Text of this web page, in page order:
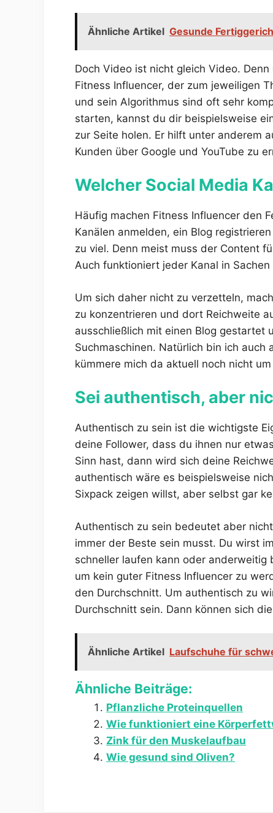
Ähnliche Artikel Gesunde
Doch Video ist nicht gleich Video.
Fitness Influencer, der zum jeweiligen
und sein Algorithmus sind oft sehr
starten, kannst du dir beispielsweise
zur Seite holen. Er hilft unter anderem
Kunden über Google und YouTube zu
Welcher Social Media
Häufig machen Fitness Influencer den
Kanälen anmelden, ein Blog
zu viel. Denn meist muss der Content
Auch funktioniert jeder Kanal in
Um sich daher nicht zu verzetteln,
zu konzentrieren und dort Reichweite
ausschließlich mit einen Blog gestartet
Suchmaschinen. Natürlich bin ich
kümmere mich da aktuell noch nicht
Sei authentisch, aber
Authentisch zu sein ist die wichtigste
deine Follower, dass du ihnen nur
Sinn hast, dann wird sich deine
authentisch wäre es beispielsweise
Sixpack zeigen willst, aber selbst gar
Authentisch zu sein bedeutet aber
immer der Beste sein musst. Du wirst
schneller laufen kann oder
um kein guter Fitness Influencer zu
den Durchschnitt. Um authentisch zu
Durchschnitt sein. Dann können sich
Ähnliche Artikel Laufschuhe für
Ähnliche Beiträge:
Pflanzliche Proteinquellen
Wie funktioniert eine
Zink für den Muskelaufbau
Wie gesund sind Oliven?